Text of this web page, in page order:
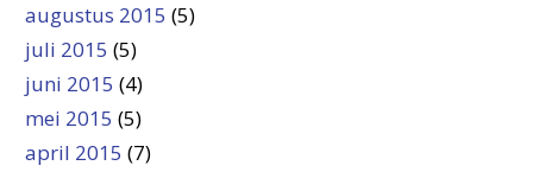
augustus 2015 (5)
juli 2015 (5)
juni 2015 (4)
mei 2015 (5)
april 2015 (7)